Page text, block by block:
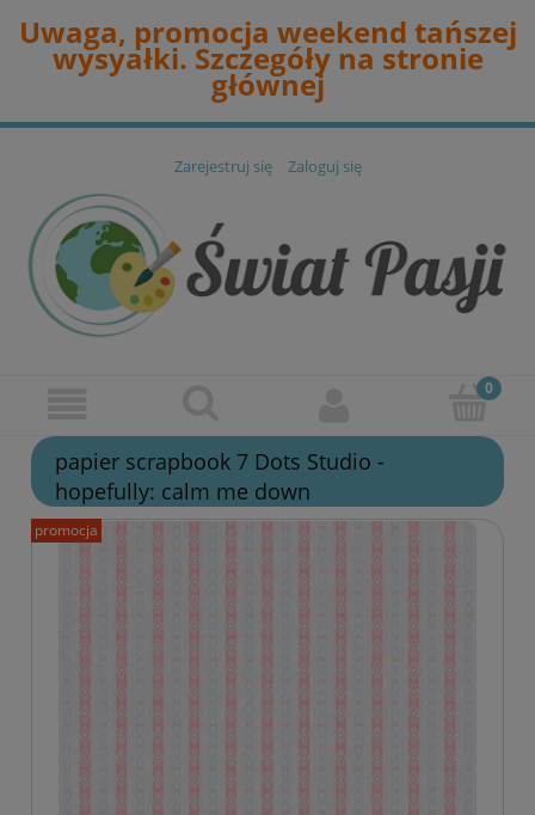
Uwaga, promocja weekend tańszej
wysyałki. Szczegóły na stronie
głównej
Zarejestruj się Zaloguj się
papier scrapbook 7 Dots Studio -
hopefully: calm me down
promocja